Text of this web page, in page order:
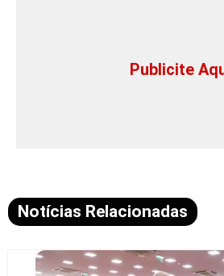
Publicite
Notícias Relacionadas